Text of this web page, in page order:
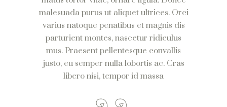
malesuada purus ut aliquet ultrices. Orci
varius natoque penatibus et magnis dis
parturient montes, nascetur ridiculus
mus. Praesent pellentesque convallis
justo, eu semper nulla lobortis ac. Cras
libero nisi, tempor id massa